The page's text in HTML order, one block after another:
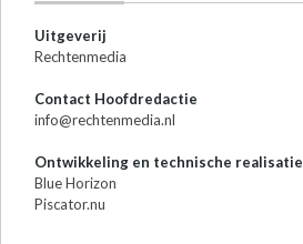
Uitgeverij
Rechtenmedia
Contact Hoofdredactie
info@rechtenmedia.nl
Ontwikkeling en technische realisatie
Blue Horizon
Piscator.nu